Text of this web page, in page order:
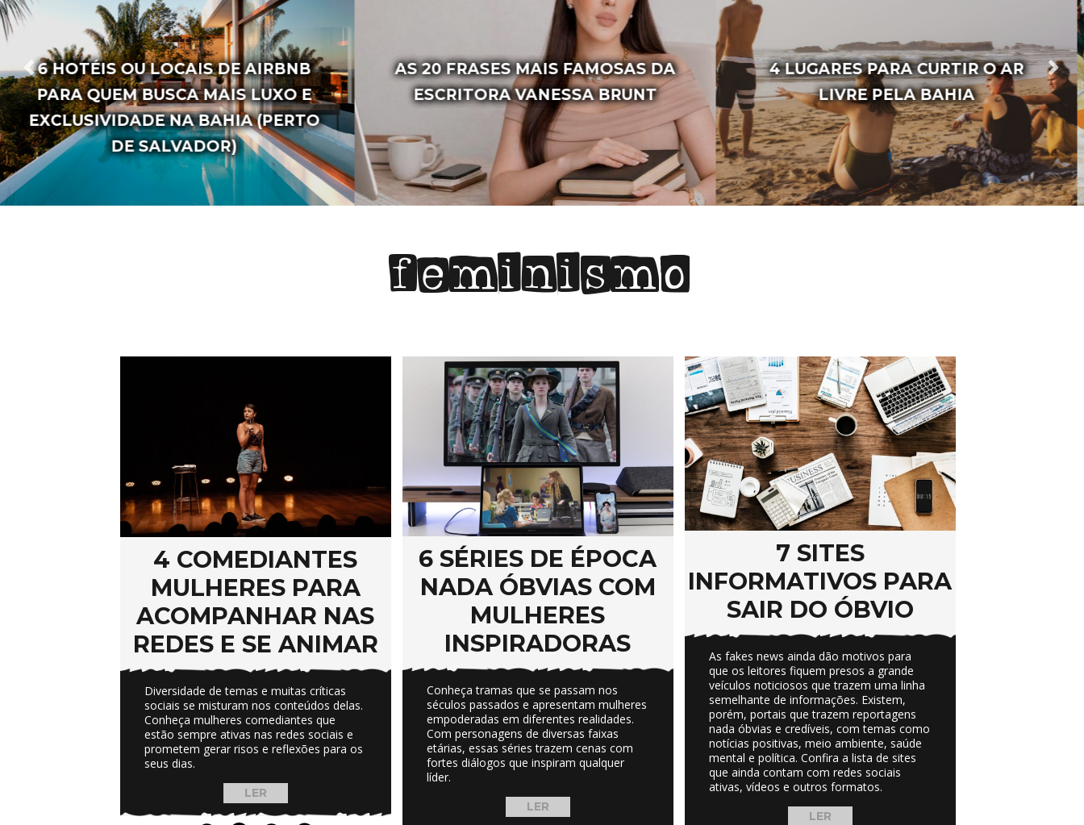
AS 20 FRASES MAIS FAMOSAS DA
ESCRITORA VANESSA BRUNT
4 LUGARES PARA CURTIR O AR
LIVRE PELA BAHIA
6 LUGARES NA BAHIA PARA
PRATICAR ESPORTES RADICAIS
feminismo
4 COMEDIANTES
MULHERES PARA
ACOMPANHAR NAS
REDES E SE ANIMAR
Diversidade de temas e muitas críticas
sociais se misturam nos conteúdos delas.
Conheça mulheres comediantes que
estão sempre ativas nas redes sociais e
prometem gerar risos e reflexões para os
seus dias.
LER
6 SÉRIES DE ÉPOCA
NADA ÓBVIAS COM
MULHERES
INSPIRADORAS
Conheça tramas que se passam nos
séculos passados e apresentam mulheres
empoderadas em diferentes realidades.
Com personagens de diversas faixas
etárias, essas séries trazem cenas com
fortes diálogos que inspiram qualquer
líder.
LER
7 SITES
INFORMATIVOS PARA
SAIR DO ÓBVIO
As fakes news ainda dão motivos para
que os leitores fiquem presos a grande
veículos noticiosos que trazem uma linha
semelhante de informações. Existem,
porém, portais que trazem reportagens
nada óbvias e credíveis, com temas como
notícias positivas, meio ambiente, saúde
mental e política. Confira a lista de sites
que ainda contam com redes sociais
ativas, vídeos e outros formatos.
LER